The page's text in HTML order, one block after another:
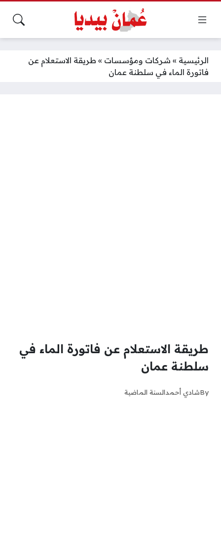
الرئيسية » شركات ومؤسسات » طريقة الاستعلام عن
فاتورة الماء في سلطنة عمان
طريقة الاستعلام عن فاتورة الماء في
سلطنة عمان
Byشادي أحمدالسنة الماضية